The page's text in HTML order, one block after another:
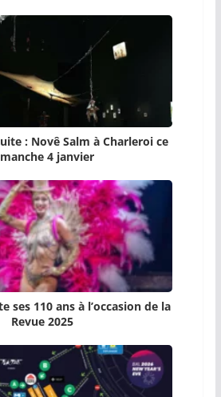
: Novê Salm à Charleroi ce
4 janvier
ses 110 ans à l’occasion de la
Revue 2025